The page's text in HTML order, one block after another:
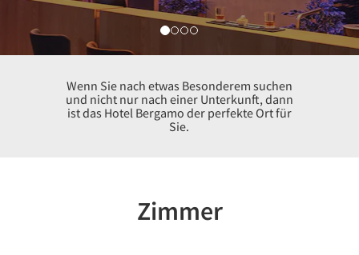
Wenn Sie nach etwas Besonderem suchen
und nicht nur nach einer Unterkunft, dann
ist das Hotel Bergamo der perfekte Ort für
Sie.
Zimmer